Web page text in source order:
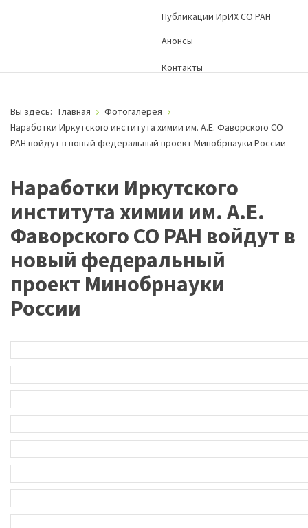
Публикации ИрИХ СО РАН
Анонсы
Контакты
Вы здесь: Главная
Фотогалерея
Наработки Иркутского института химии им. А.Е. Фаворского СО
РАН войдут в новый федеральный проект Минобрнауки России
Наработки Иркутского
института химии им. А.Е.
Фаворского СО РАН войдут в
новый федеральный
проект Минобрнауки
России